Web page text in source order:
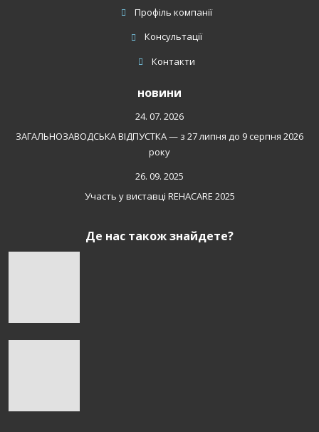
Профіль компанії
Консультації
Контакти
новини
24. 07. 2026
ЗАГАЛЬНОЗАВОДСЬКА ВІДПУСТКА — з 27 липня до 9 серпня 2026
року
26. 09. 2025
Участь у виставці REHACARE 2025
Де нас також знайдете?